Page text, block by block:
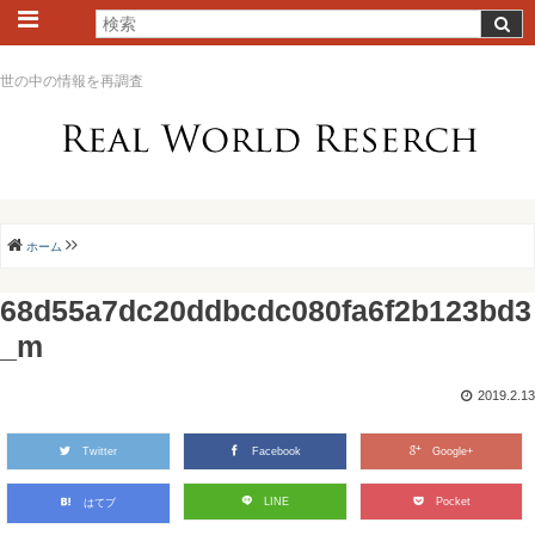
世の中の情報を再調査
ホーム
68d55a7dc20ddbcdc080fa6f2b123bd3
_m
2019.2.13
Twitter Facebook Google+
はてブ LINE Pocket